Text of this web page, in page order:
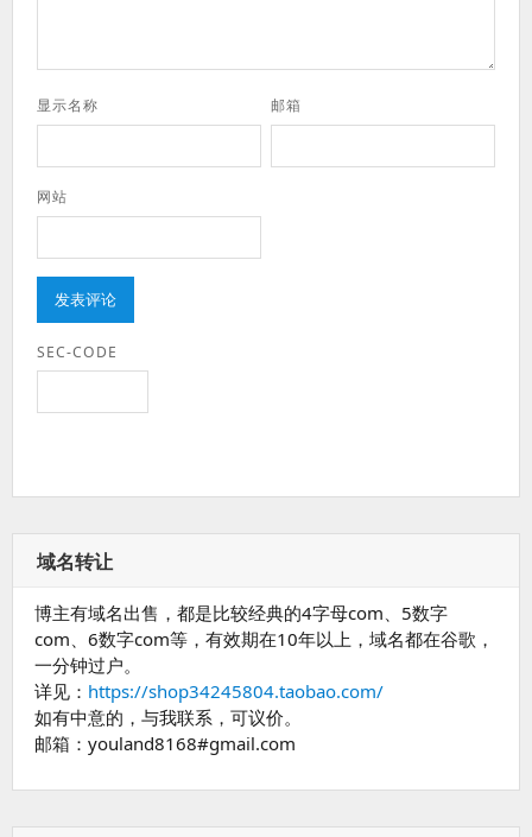
显示名称 邮箱
网站
SEC-CODE
域名转让
博主有域名出售，都是比较经典的4字母com、5数字
com、6数字com等，有效期在10年以上，域名都在谷歌，
一分钟过户。
详见： https://shop34245804.taobao.com/
如有中意的，与我联系，可议价。
邮箱：youland8168#gmail.com